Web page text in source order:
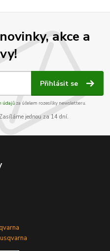
akce a
Přihlásit se
údajůza účelem rozesílky newsletteru.
jednou za 14 dní.